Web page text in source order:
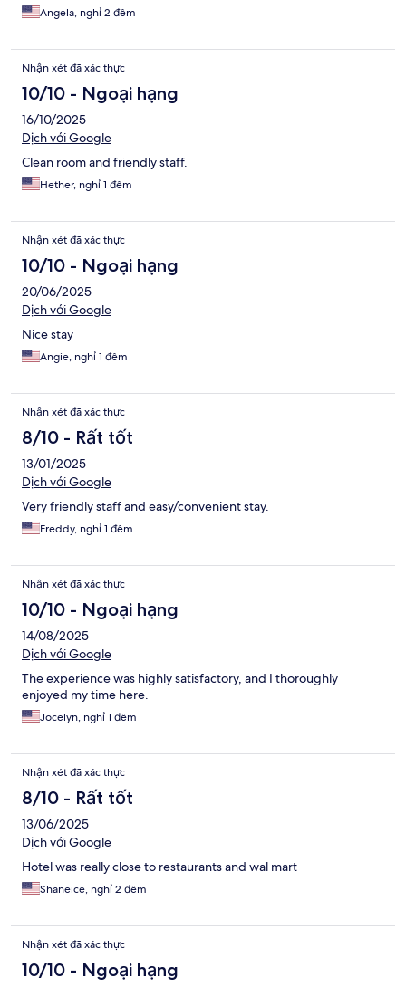
Angela, nghỉ 2 đêm
Nhận xét đã xác thực
10/10 - Ngoại hạng
16/10/2025
Dịch với Google
Clean room and friendly staff.
Hether, nghỉ 1 đêm
Nhận xét đã xác thực
10/10 - Ngoại hạng
20/06/2025
Dịch với Google
Nice stay
Angie, nghỉ 1 đêm
Nhận xét đã xác thực
8/10 - Rất tốt
13/01/2025
Dịch với Google
Very friendly staff and easy/convenient stay.
Freddy, nghỉ 1 đêm
Nhận xét đã xác thực
10/10 - Ngoại hạng
14/08/2025
Dịch với Google
The experience was highly satisfactory, and I thoroughly
enjoyed my time here.
Jocelyn, nghỉ 1 đêm
Nhận xét đã xác thực
8/10 - Rất tốt
13/06/2025
Dịch với Google
Hotel was really close to restaurants and wal mart
Shaneice, nghỉ 2 đêm
Nhận xét đã xác thực
10/10 - Ngoại hạng